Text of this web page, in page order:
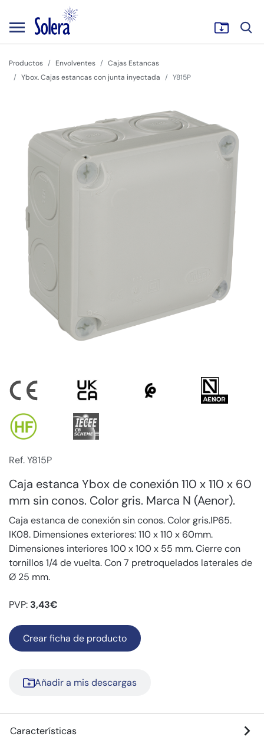
Productos Envolventes
Cajas Estancas
Ybox. Cajas estancas con junta inyectada
Y815P
Ref. Y815P
Caja estanca Ybox de conexión 110 x 110 x 60
mm sin conos. Color gris. Marca N (Aenor).
Caja estanca de conexión sin conos. Color gris.IP65.
IK08. Dimensiones exteriores: 110 x 110 x 60mm.
Dimensiones interiores 100 x 100 x 55 mm. Cierre con
tornillos 1/4 de vuelta. Con 7 pretroquelados laterales de
Ø 25 mm.
PVP: 3,43€
Crear ficha de producto
Añadir a mis descargas
Características